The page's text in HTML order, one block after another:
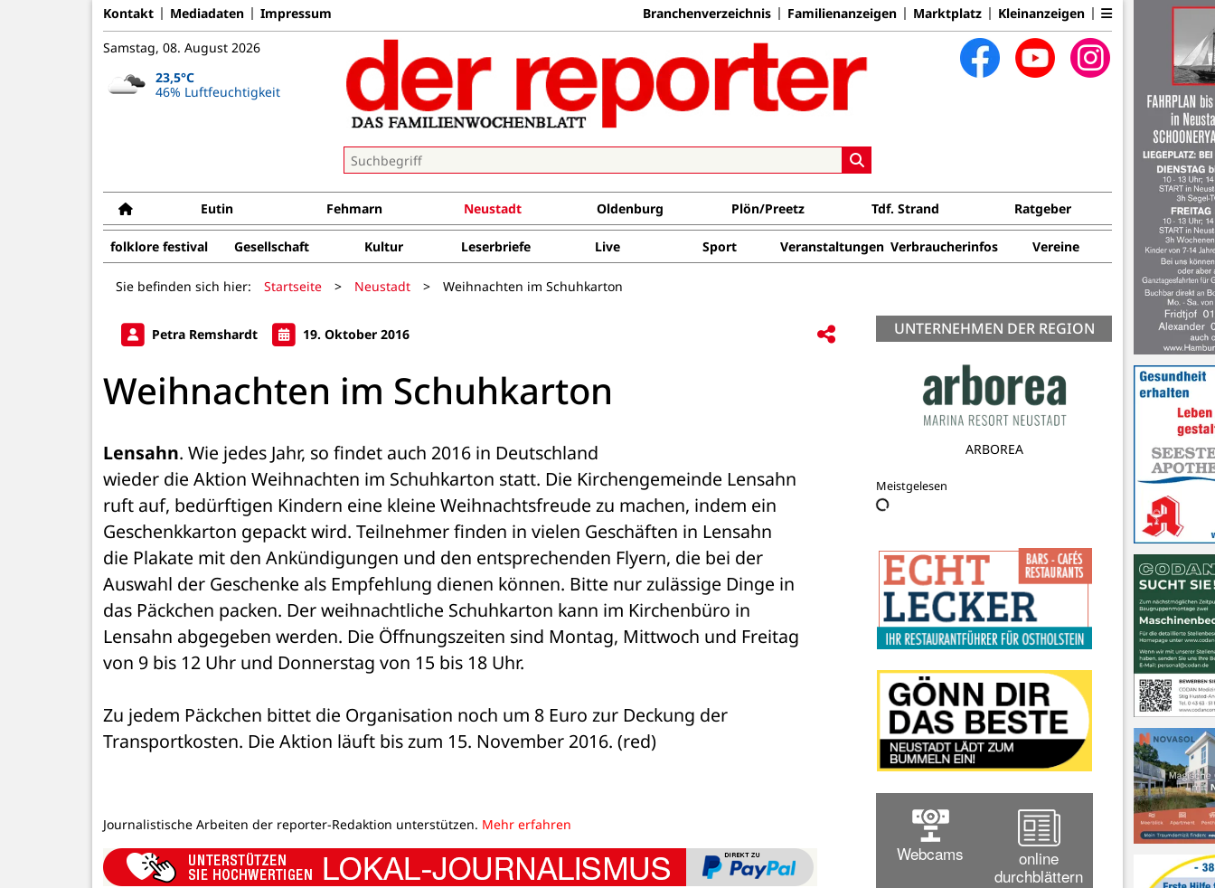
Kontakt Mediadaten Impressum Branchenverzeichnis Familienanzeigen Marktplatz Kleinanzeigen
Samstag, 08. August 2026
23,5°C
46% Luftfeuchtigkeit
Eutin Fehmarn Neustadt Oldenburg Plön/Preetz Tdf. Strand Ratgeber
folklore festival Gesellschaft Kultur Leserbriefe Live Sport Veranstaltungen Verbraucherinfos Vereine
Sie befinden sich hier: Startseite > Neustadt > Weihnachten im Schuhkarton
Petra Remshardt 19. Oktober 2016
Weihnachten im Schuhkarton
Lensahn. Wie jedes Jahr, so findet auch 2016 in Deutschland
wieder die Aktion Weihnachten im Schuhkarton statt. Die Kirchengemeinde Lensahn
ruft auf, bedürftigen Kindern eine kleine Weihnachtsfreude zu machen, indem ein
Geschenkkarton gepackt wird. Teilnehmer finden in vielen Geschäften in Lensahn
die Plakate mit den Ankündigungen und den entsprechenden Flyern, die bei der
Auswahl der Geschenke als Empfehlung dienen können. Bitte nur zulässige Dinge in
das Päckchen packen. Der weihnachtliche Schuhkarton kann im Kirchenbüro in
Lensahn abgegeben werden. Die Öffnungszeiten sind Montag, Mittwoch und Freitag
von 9 bis 12 Uhr und Donnerstag von 15 bis 18 Uhr.
Zu jedem Päckchen bittet die Organisation noch um 8 Euro zur Deckung der
Transportkosten. Die Aktion läuft bis zum 15. November 2016. (red)
Journalistische Arbeiten der reporter-Redaktion unterstützen. Mehr erfahren
UNTERNEHMEN DER REGION
Ankerplatz Tagespflege
Meistgelesen
Webcams
online
durchblättern